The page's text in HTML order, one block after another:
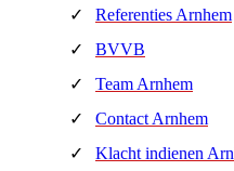
Referenties Arnhem
BVVB
Team Arnhem
Contact Arnhem
Klacht indienen